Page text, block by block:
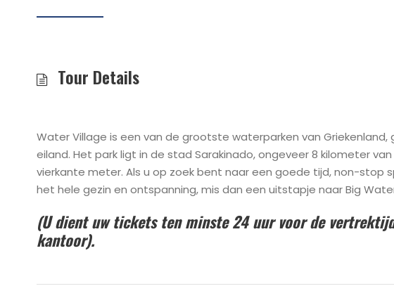
Tour Details
Water Village is een van de grootste waterparken van
eiland. Het park ligt in de stad Sarakinado, ongeveer 8 kilometer
vierkante meter. Als u op zoek bent naar een goede tijd, non-stop
het hele gezin en ontspanning, mis dan een uitstapje naar Big
(U dient uw tickets ten minste 24 uur voor de
kantoor).